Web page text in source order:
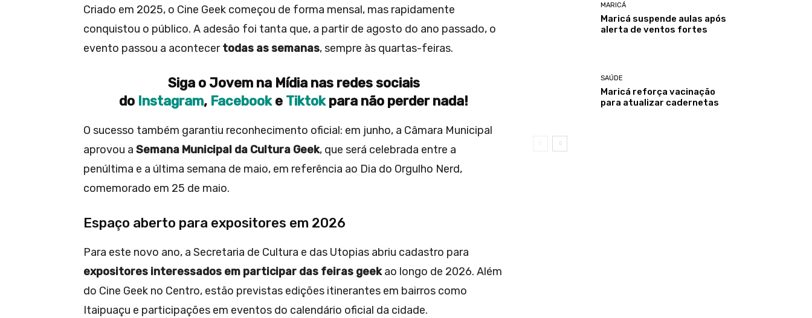
Criado em 2025, o Cine Geek começou de forma mensal, mas rapidamente
conquistou o público. A adesão foi tanta que, a partir de agosto do ano passado, o
evento passou a acontecertodas as semanas, sempre às quartas-feiras.
Siga o Jovem na Mídia nas redes sociais
do Instagram, Facebooke Tiktokpara não perder nada!
O sucesso também garantiu reconhecimento oficial: em junho, a Câmara Municipal
aprovou a Semana Municipal da Cultura Geek, que será celebrada entre a
penúltima e a última semana de maio, em referência ao Dia do Orgulho Nerd,
comemorado em 25 de maio.
Espaço aberto para expositores em 2026
Para este novo ano, a Secretaria de Cultura e das Utopias abriu cadastro para
expositores interessados em participar das feiras geekao longo de 2026. Além
do Cine Geek no Centro, estão previstas edições itinerantes em bairros como
Itaipuaçu e participações em eventos do calendário oficial da cidade.
MARICÁ
Maricá suspende aulas após
alerta de ventos fortes
SAÚDE
Maricá reforça vacinação
para atualizar cadernetas